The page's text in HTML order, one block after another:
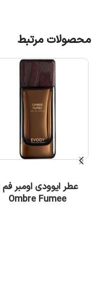
محصولات مرتبط
عطر ایوودی اومبر فم
Ombre Fumee